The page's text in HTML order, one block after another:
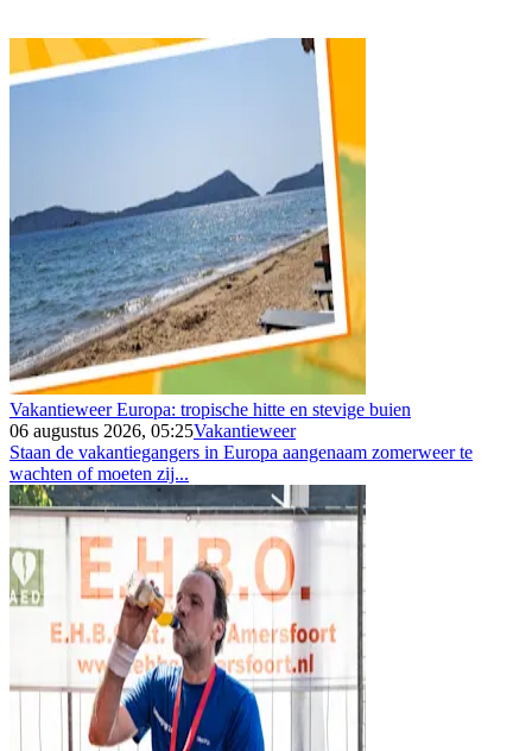
Vakantieweer Europa: tropische hitte en stevige buien
06 augustus 2026, 05:25Vakantieweer
Staan de vakantiegangers in Europa aangenaam zomerweer te
wachten of moeten zij...